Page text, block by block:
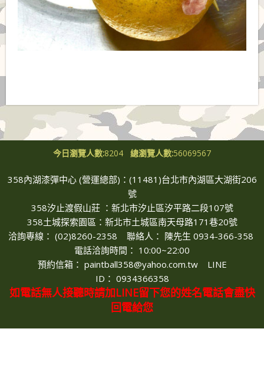
今日瀏覽人數:8204 總瀏覽人數:56069567
358內湖漆彈中心 (營運總部)：(11481)台北市內湖區大湖街206
號
358汐止渡假山莊 ：新北市汐止區汐平路二段107號
358土城探索園區：新北市土城區南天母路171巷20號
洽詢專線： (02)8260-2358 聯絡人 ： 陳先生 0934-366-358
電話洽詢時間 ： 10:00~22:00
預約信箱： paintball358@yahoo.com.tw LINE
ID： 0934366358
如電話無人接聽時請加LINE留下您的姓名電話會盡快
回電給您